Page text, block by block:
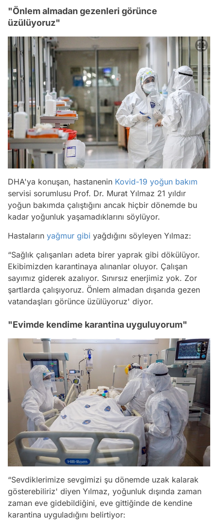
"Önlem almadan gezenleri görünce
üzülüyoruz"
DHA'ya konuşan, hastanenin Kovid-19 yoğun bakım
servisi sorumlusu Prof. Dr. Murat Yılmaz 21 yıldır
yoğun bakımda çalıştığını ancak hiçbir dönemde bu
kadar yoğunluk yaşamadıklarını söylüyor.
Hastaların yağmur gibi yağdığını söyleyen Yılmaz:
“Sağlık çalışanları adeta birer yaprak gibi dökülüyor.
Ekibimizden karantinaya alınanlar oluyor. Çalışan
sayımız giderek azalıyor. Sınırsız enerjimiz yok. Zor
şartlarda çalışıyoruz. Önlem almadan dışarıda gezen
vatandaşları görünce üzülüyoruz' diyor.
"Evimde kendime karantina uyguluyorum"
“Sevdiklerimize sevgimizi şu dönemde uzak kalarak
gösterebiliriz' diyen Yılmaz, yoğunluk dışında zaman
zaman eve gidebildiğini, eve gittiğinde de kendine
karantina uyguladığını belirtiyor: